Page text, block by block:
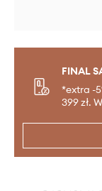
FINAL
*extra -
399 zł.